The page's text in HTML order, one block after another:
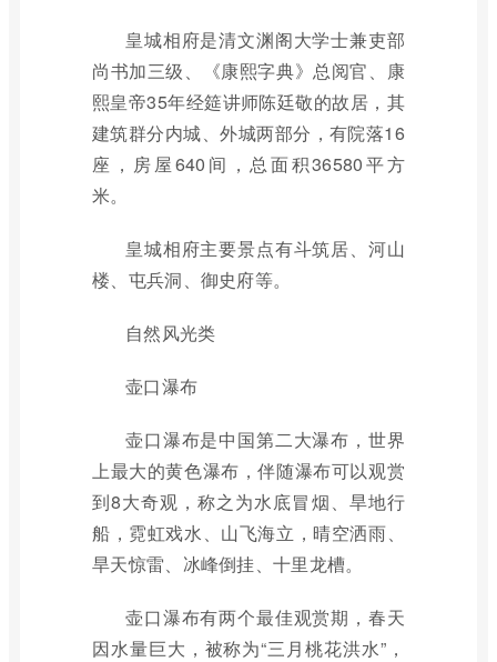
皇城相府是清文渊阁大学士兼吏部
尚书加三级、《康熙字典》总阅官、康
熙皇帝35年经筵讲师陈廷敬的故居，其
建筑群分内城、外城两部分，有院落16
座，房屋640间，总面积36580平方
米。
皇城相府主要景点有斗筑居、河山
楼、屯兵洞、御史府等。
自然风光类
壶口瀑布
壶口瀑布是中国第二大瀑布，世界
上最大的黄色瀑布，伴随瀑布可以观赏
到8大奇观，称之为水底冒烟、旱地行
船，霓虹戏水、山飞海立，晴空洒雨、
旱天惊雷、冰峰倒挂、十里龙槽。
壶口瀑布有两个最佳观赏期，春天
因水量巨大，被称为“三月桃花洪水”，